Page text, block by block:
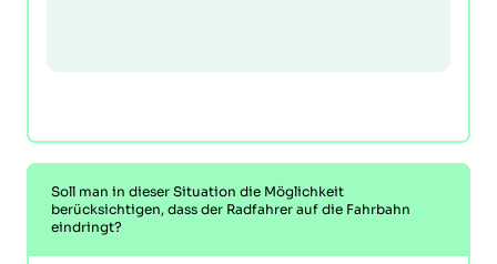
Soll man in dieser Situation die Möglichkeit
berücksichtigen, dass der Radfahrer auf die Fahrbahn
eindringt?